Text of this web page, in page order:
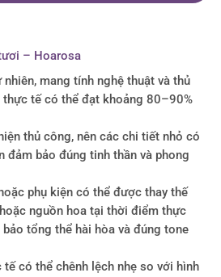
– Hoarosa
mang tính nghệ thuật và thủ
thực tế có thể đạt khoảng 80–90%
thủ công, nên các chi tiết nhỏ có
đảm bảo đúng tinh thần và phong
phụ kiện có thể được thay thế
nguồn hoa tại thời điểm thực
tổng thể hài hòa và đúng tone
có thể chênh lệch nhẹ so với hình